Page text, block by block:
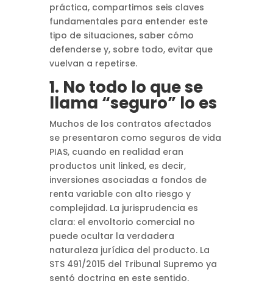
práctica, compartimos seis claves
fundamentales para entender este
tipo de situaciones, saber cómo
defenderse y, sobre todo, evitar que
vuelvan a repetirse.
1. No todo lo que se
llama “seguro” lo es
Muchos de los contratos afectados
se presentaron como seguros de vida
PIAS, cuando en realidad eran
productos unit linked, es decir,
inversiones asociadas a fondos de
renta variable con alto riesgo y
complejidad. La jurisprudencia es
clara: el envoltorio comercial no
puede ocultar la verdadera
naturaleza jurídica del producto. La
STS 491/2015 del Tribunal Supremo ya
sentó doctrina en este sentido.